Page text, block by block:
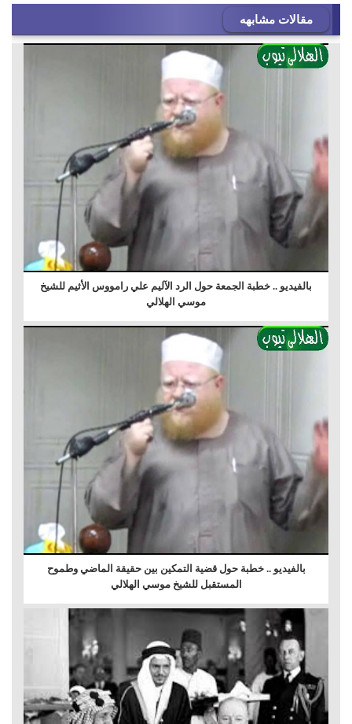
مقالات مشابهه
بالفيديو .. خطبة الجمعة حول الرد الآليم علي رامووس الأثيم للشيخ
موسي الهلالي
بالفيديو .. خطبة حول قضية التمكين بين حقيقة الماضي وطموح
المستقبل للشيخ موسي الهلالي